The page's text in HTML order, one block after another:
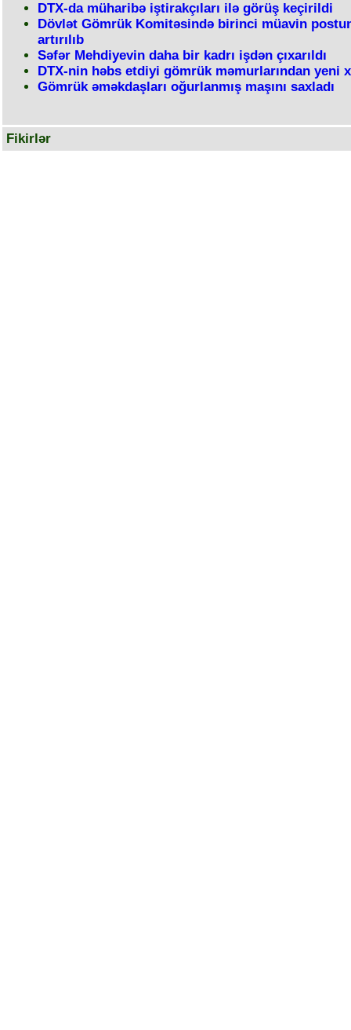
DTX-da müharibə iştirakçıları ilə görüş keçirildi
Dövlət Gömrük Komitəsində birinci müavin
artırılıb
Səfər Mehdiyevin daha bir kadrı işdən çıxarıldı
DTX-nin həbs etdiyi gömrük məmurlarından yeni
Gömrük əməkdaşları oğurlanmış maşını saxladı
Fikirlər